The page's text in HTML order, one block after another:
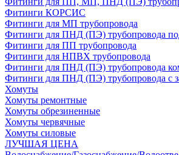
Фитинги КОРСИС
Фитинги для МП трубопровода
Фитинги для ПНД (ПЭ) трубопровода
Фитинги для ПП трубопровода
Фитинги для НПВХ трубопровода
Фитинги для ПНД (ПЭ) трубопровода
Фитинги для ПНД (ПЭ) трубопровода с
Хомуты
Хомуты ремонтные
Хомуты обрезиненные
Хомуты червячные
Хомуты силовые
ЛУЧШАЯ ЦЕНА